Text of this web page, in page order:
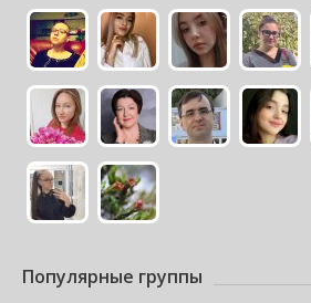
Популярные группы